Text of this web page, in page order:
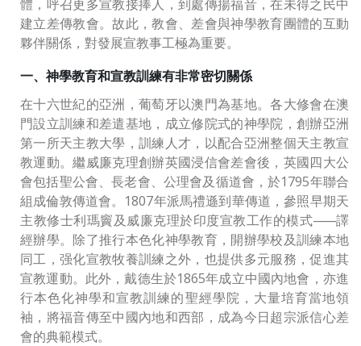
體，呼召更多宣教接捧人，到處傳揚福音，在未得之民中
建立差傳教會。故此，教會、差會與神學教育團體的互動
夥伴關係，對發展宣教事工極為重要。
一、神學教育和宣教訓練有非常密切關係
在十六世紀的亞洲，葡萄牙以澳門為基地。各大修會在澳
門設立訓練和差遣基地，成立修院式的神學院，創辦亞洲
第一所天主教大學，訓練人才，以配合亞洲整個天主教宣
教運動。繼威廉克理創辦英國浸信會差會後，英國四大公
會包括聖公會、長老會、公理會及循道會，於1795年聯合
組成倫敦傳道會。1807年派馬禮遜到華傳道，參照早期天
主教修士利瑪竇及威廉克理於印度宣教工作的模式——譯
經辦學。除了推行本色化神學教育，開辦學校及訓練本地
同工，强化宣教牧養訓練之外，也提供多元服務，促進其
宣教運動。此外，戴德生於1865年成立中國內地會，亦進
行本色化神學和宣教訓練的聖經學院，大量培育當地領
袖，將福音傳至中國內地和西部，成為今日超宗派信心差
會的典範模式。